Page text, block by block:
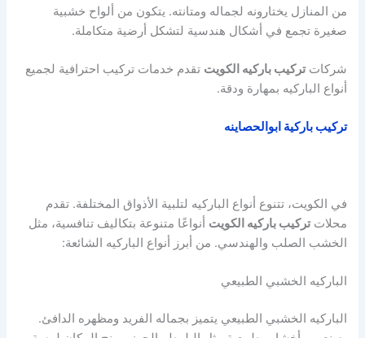
من المنازل يختارونه لجماله ومتانته. يتكون من ألواح خشبية
صغيرة تجمع في أشكال هندسية لتشكل أرضية متكاملة.
شركاتتركيب باركيه الكويت تقدم خدمات تركيب احترافية لجميع
أنواع الباركيه بمهارة ودقة.
تركيب باركية ابوالحصاينه
في الكويت، تتنوع أنواع الباركيه لتلبية الأذواق المختلفة. تقدم
محلاتتركيب باركيه الكويت أنواعًا متنوعة بتكاليف تنافسية، مثل
الخشب الصلب والهندسي. من أبرز أنواع الباركيه الشائعة:
الباركيه الخشبي الطبيعي
الباركيه الخشبي الطبيعي يتميز بجماله الفريد ومظهره الدافئ.